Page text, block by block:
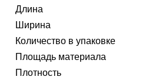
Длина
Ширина
Количество в упаковке
Площадь материала
Плотность